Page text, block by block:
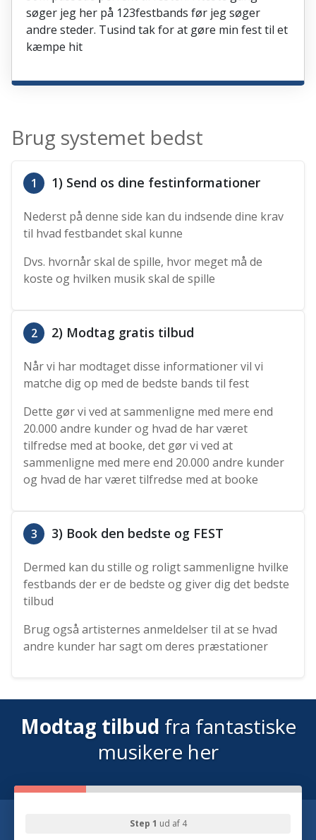
søger jeg her på 123festbands før jeg søger
andre steder. Tusind tak for at gøre min fest til et
kæmpe hit
Brug systemet bedst
1 1) Send os dine festinformationer
Nederst på denne side kan du indsende dine krav
til hvad festbandet skal kunne
Dvs. hvornår skal de spille, hvor meget må de
koste og hvilken musik skal de spille
2 2) Modtag gratis tilbud
Når vi har modtaget disse informationer vil vi
matche dig op med de bedste bands til fest
Dette gør vi ved at sammenligne med mere end
20.000 andre kunder og hvad de har været
tilfredse med at booke, det gør vi ved at
sammenligne med mere end 20.000 andre kunder
og hvad de har været tilfredse med at booke
3 3) Book den bedste og FEST
Dermed kan du stille og roligt sammenligne hvilke
festbands der er de bedste og giver dig det bedste
tilbud
Brug også artisternes anmeldelser til at se hvad
andre kunder har sagt om deres præstationer
Modtag tilbud fra fantastiske
musikere her
Step 1 ud af 4